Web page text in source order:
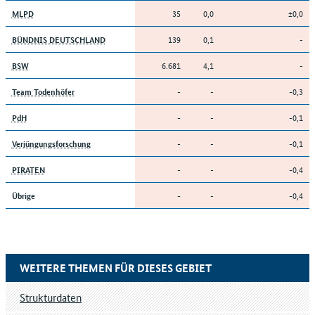
MLPD 35 0,0 ±0,0
BÜNDNIS DEUTSCHLAND 139 0,1 -
BSW 6.681 4,1 -
Team Todenhöfer - - -0,3
PdH - - -0,1
Verjüngungsforschung - - -0,1
PIRATEN - - -0,4
Übrige - - -0,4
WEITERE THEMEN FÜR DIESES GEBIET
Strukturdaten